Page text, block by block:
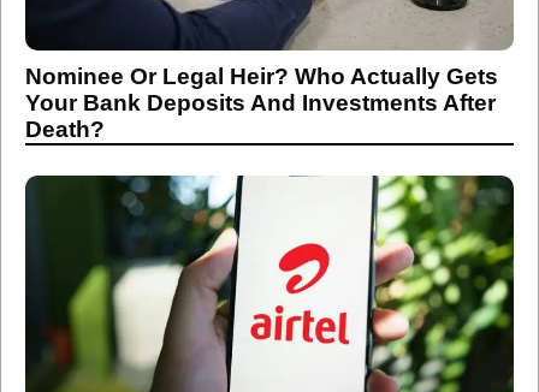
Nominee Or Legal Heir? Who Actually Gets
Your Bank Deposits And Investments After
Death?